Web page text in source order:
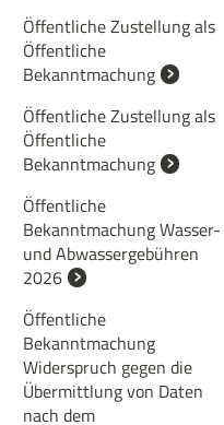
Öffentliche Zustellung als
Öffentliche
Bekanntmachung
Öffentliche Zustellung als
Öffentliche
Bekanntmachung
Öffentliche
Bekanntmachung Wasser-
und Abwassergebühren
2026
Öffentliche
Bekanntmachung
Widerspruch gegen die
Übermittlung von Daten
nach dem